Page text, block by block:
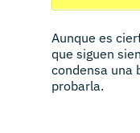
Aunque es
que siguen
condensa una
probarla.